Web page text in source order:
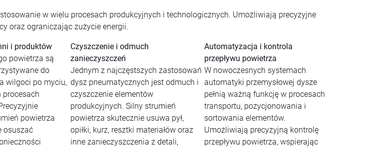
w wielu procesach produkcyjnych i technologicznych. Umożliwiają precyzyjne
oraz ograniczając zużycie energii.
i produktów
powietrza są
do
wilgoci po myciu,
procesach
powietrza
osuszać
Czyszczenie i odmuch
zanieczyszczeń
Jednym z najczęstszych zastosowań
dysz pneumatycznych jest odmuch i
czyszczenie elementów
produkcyjnych. Silny strumień
powietrza skutecznie usuwa pył,
opiłki, kurz, resztki materiałów oraz
inne zanieczyszczenia z detali,
Automatyzacja i kontrola
przepływu powietrza
W nowoczesnych systemach
automatyki przemysłowej dysze
pełnią ważną funkcję w procesach
transportu, pozycjonowania i
sortowania elementów.
Umożliwiają precyzyjną kontrolę
przepływu powietrza, wspierając